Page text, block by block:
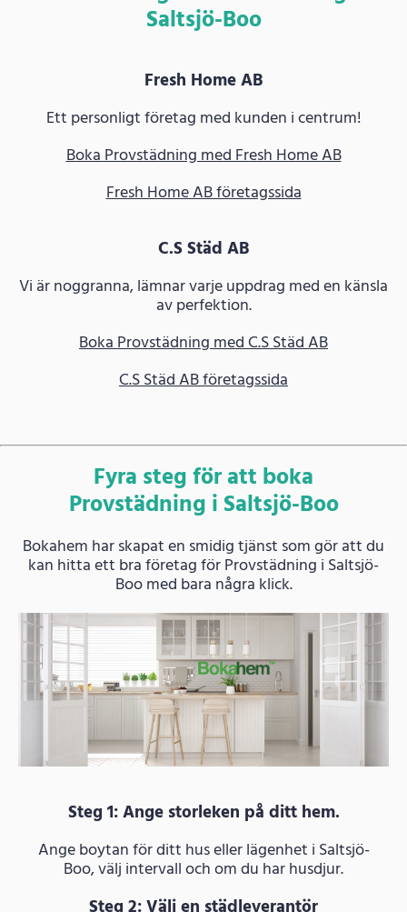
Saltsjö-Boo
Fresh Home AB
Ett personligt företag med kunden i centrum!
Boka Provstädning med Fresh Home AB
Fresh Home AB företagssida
C.S Städ AB
Vi är noggranna, lämnar varje uppdrag med en känsla
av perfektion.
Boka Provstädning med C.S Städ AB
C.S Städ AB företagssida
Fyra steg för att boka
Provstädning i Saltsjö-Boo
Bokahem har skapat en smidig tjänst som gör att du
kan hitta ett bra företag för Provstädning i Saltsjö-
Boo med bara några klick.
Steg 1: Ange storleken på ditt hem.
Ange boytan för ditt hus eller lägenhet i Saltsjö-
Boo, välj intervall och om du har husdjur.